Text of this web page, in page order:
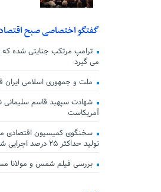
گفتگو اختصاصی صبح اقتصاد
ترامپ مرتکب جنایتی شده که
می گیرد
ملت و جمهوری اسلامی ایران
شهادت سپهبد قاسم سلیمانی
آمریکاست
سخنگوی کمیسیون اقتصادی
تولید حداکثر ۲۵ درصد اجرایی شده است
بررسی فیلم شمس و